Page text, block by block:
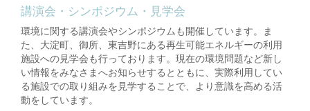
講演会・シンポジウム・見学会
環境に関する講演会やシンポジウムも開催しています。ま
た、大淀町、御所、東吉野にある再生可能エネルギーの利用
施設への見学会も行っております。現在の環境問題など新し
い情報をみなさまへお知らせするとともに、実際利用してい
る施設での取り組みを見学することで、より意識を高める活
動をしています。